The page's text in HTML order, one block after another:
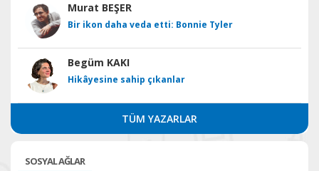
Murat BEŞER
Bir ikon daha veda etti: Bonnie Tyler
Begüm KAKI
Hikâyesine sahip çıkanlar
TÜM YAZARLAR
SOSYAL AĞLAR